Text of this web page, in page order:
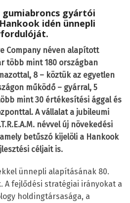
gyártói
idén ünnepli
Company néven alapított
több mint 180 országban
8 – köztük az egyetlen
működő – gyárral, 5
mint 30 értékesítési ággal és
A vállalat a jubileumi
névvel új növekedési
betűszó kijelöli a Hankook
céljait is.
ünnepli alapításának 80.
A fejlődési stratégiai irányokat a
holdingtársasága, a